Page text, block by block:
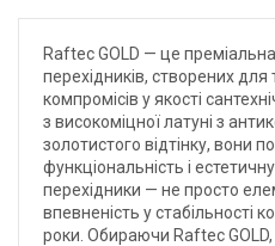
Raftec GOLD — це
перехідників, створених для
компромісів у якості
з високоміцної латуні з
золотистого відтінку, вони
функціональність і
перехідники — не просто
впевненість у стабільності
роки. Обираючи Raftec GOLD,